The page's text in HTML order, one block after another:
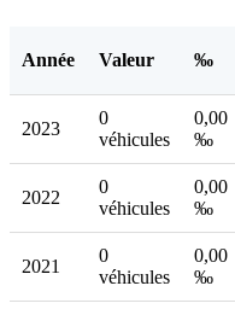
Année Valeur ‰
2023
0
véhicules
0,00
‰
2022
0
véhicules
0,00
‰
2021
0
véhicules
0,00
‰